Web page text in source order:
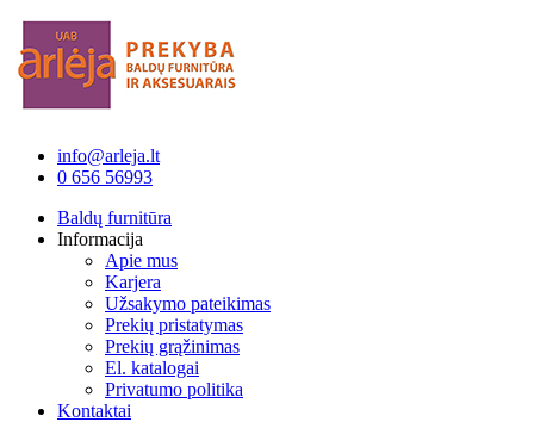
info@arleja.lt
0 656 56993
Baldų furnitūra
Informacija
Apie mus
Karjera
Užsakymo pateikimas
Prekių pristatymas
Prekių grąžinimas
El. katalogai
Privatumo politika
Kontaktai